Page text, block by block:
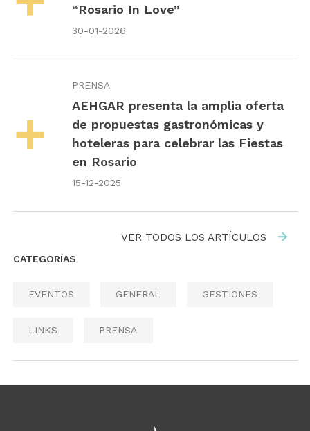
“Rosario In Love”
30-01-2026
PRENSA
AEHGAR presenta la amplia oferta
de propuestas gastronómicas y
hoteleras para celebrar las Fiestas
en Rosario
15-12-2025
VER TODOS LOS ARTÍCULOS
CATEGORÍAS
EVENTOS GENERAL GESTIONES
LINKS PRENSA